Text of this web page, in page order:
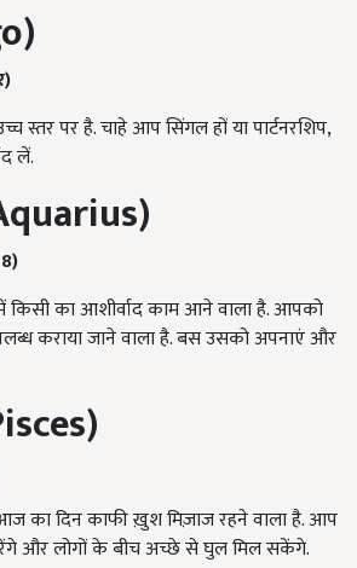
स्तर पर है. चाहे आप सिंगल हों या पार्टनरशिप,
लें.
का आशीर्वाद काम आने वाला है. आपको
कराया जाने वाला है. बस उसको अपनाएं और
का दिन काफी ख़ुश मिज़ाज रहने वाला है. आप
और लोगों के बीच अच्छे से घुल मिल सकेंगे.